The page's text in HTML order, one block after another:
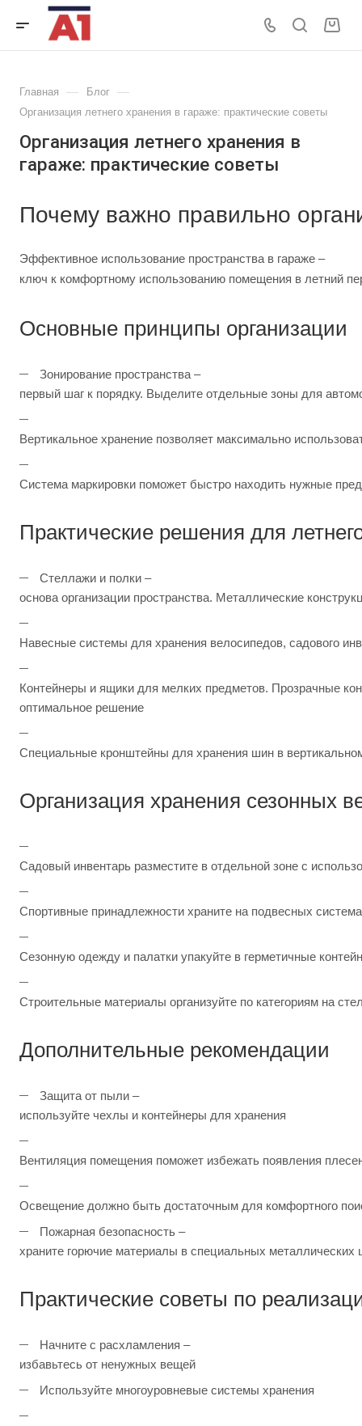
Главная — Блог —
Организация летнего хранения в гараже: практические советы
Организация летнего хранения в
гараже: практические советы
Почему важно правильно
Эффективное использование пространства в гараже –
ключ к комфортному использованию помещения в летний
Основные принципы организации
Зонирование пространства –
первый шаг к порядку. Выделите отдельные зоны для
Вертикальное хранение позволяет максимально
Система маркировки поможет быстро находить нужные
Практические решения для
Стеллажи и полки –
основа организации пространства. Металлические
Навесные системы для хранения велосипедов, садового
Контейнеры и ящики для мелких предметов. Прозрачные
оптимальное решение
Специальные кронштейны для хранения шин в
Организация хранения сезонных
Садовый инвентарь разместите в отдельной зоне с
Спортивные принадлежности храните на подвесных
Сезонную одежду и палатки упакуйте в герметичные
Строительные материалы организуйте по категориям на
Дополнительные рекомендации
Защита от пыли –
используйте чехлы и контейнеры для хранения
Вентиляция помещения поможет избежать появления
Освещение должно быть достаточным для комфортного
Пожарная безопасность –
храните горючие материалы в специальных металлических
Практические советы по
Начните с расхламления –
избавьтесь от ненужных вещей
Используйте многоуровневые системы хранения